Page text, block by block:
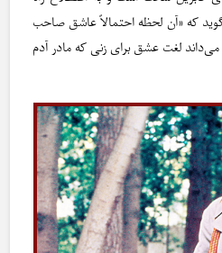
که «آن لحظه احتمالاً عاشق صاحب
لغت عشق برای زنی که مادر آدم